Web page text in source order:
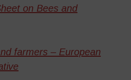
on Bees and
farmers – European